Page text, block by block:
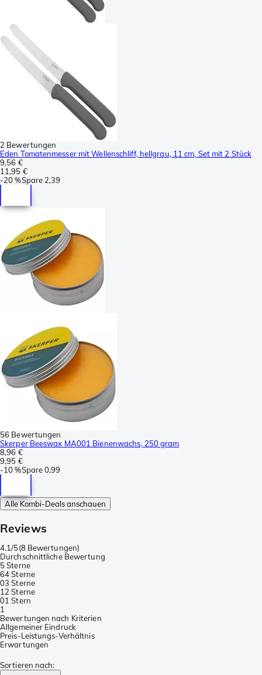
2 Bewertungen
Eden Tomatenmesser mit Wellenschliff, hellgrau, 11 cm, Set mit 2 Stück
9,56 €
11,95 €
-20 %Spare 2,39
56 Bewertungen
Skerper Beeswax MA001 Bienenwachs, 250 gram
8,96 €
9,95 €
-10 %Spare0,99
Alle Kombi-Deals anschauen
Reviews
4.1/5(8 Bewertungen)
Durchschnittliche Bewertung
5 Sterne
64 Sterne
03 Sterne
1 2 Sterne
01 Stern
1
Bewertungen nach Kriterien
Allgemeiner Eindruck
Preis-Leistungs-Verhältnis
Erwartungen
Sortieren nach: